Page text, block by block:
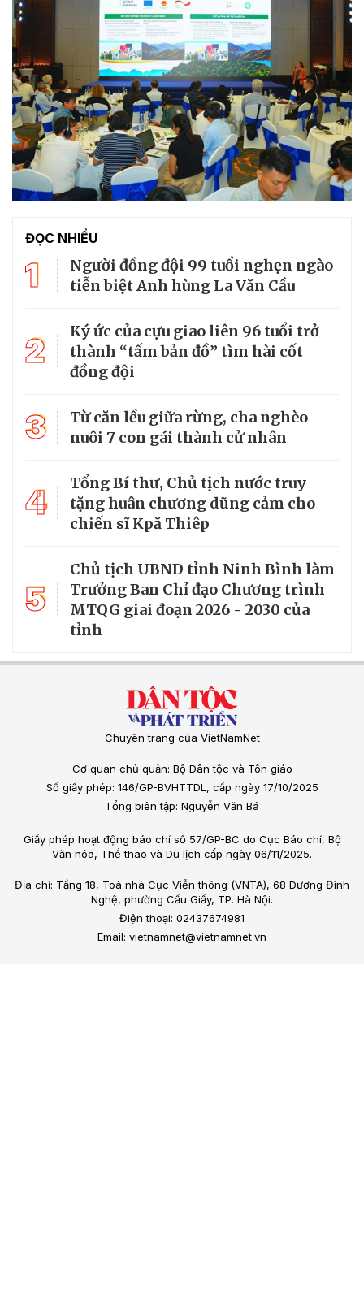
ĐỌC NHIỀU
1
Người đồng đội 99 tuổi nghẹn ngào
tiễn biệt Anh hùng La Văn Cầu
2
Ký ức của cựu giao liên 96 tuổi trở
thành “tấm bản đồ” tìm hài cốt
đồng đội
3
Từ căn lều giữa rừng, cha nghèo
nuôi 7 con gái thành cử nhân
4
Tổng Bí thư, Chủ tịch nước truy
tặng huân chương dũng cảm cho
chiến sĩ Kpă Thiêp
5
Chủ tịch UBND tỉnh Ninh Bình làm
Trưởng Ban Chỉ đạo Chương trình
MTQG giai đoạn 2026 - 2030 của
tỉnh
Chuyên trang của VietNamNet
Cơ quan chủ quản: Bộ Dân tộc và Tôn giáo
Số giấy phép: 146/GP-BVHTTDL, cấp ngày 17/10/2025
Tổng biên tập: Nguyễn Văn Bá
Giấy phép hoạt động báo chí số 57/GP-BC do Cục Báo chí, Bộ
Văn hóa, Thể thao và Du lịch cấp ngày 06/11/2025.
Địa chỉ: Tầng 18, Toà nhà Cục Viễn thông (VNTA), 68 Dương Đình
Nghệ, phường Cầu Giấy, TP. Hà Nội.
Điện thoại: 02437674981
Email: vietnamnet@vietnamnet.vn